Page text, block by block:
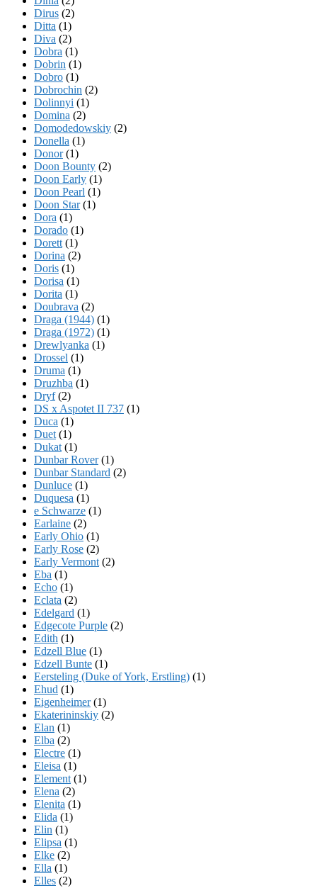
Dirus (2)
Ditta (1)
Diva (2)
Dobra (1)
Dobrin (1)
Dobro (1)
Dobrochin (2)
Dolinnyi (1)
Domina (2)
Domodedowskiy (2)
Donella (1)
Donor(1)
Doon Bounty (2)
Doon Early (1)
Doon Pearl (1)
Doon Star(1)
Dora (1)
Dorado (1)
Dorett (1)
Dorina (2)
Doris (1)
Dorisa (1)
Dorita (1)
Doubrava (2)
Draga (1944) (1)
Draga (1972) (1)
Drewlyanka (1)
Drossel (1)
Druma (1)
Druzhba (1)
Dryf(2)
DS x Aspotet II 737 (1)
Duca (1)
Duet (1)
Dukat (1)
Dunbar Rover(1)
Dunbar Standard (2)
Dunluce (1)
Duquesa (1)
e Schwarze (1)
Earlaine (2)
Early Ohio (1)
Early Rose (2)
Early Vermont (2)
Eba (1)
Echo (1)
Eclata (2)
Edelgard (1)
Edgecote Purple (2)
Edith (1)
Edzell Blue (1)
Edzell Bunte (1)
Eersteling (Duke of York, Erstling) (1)
Ehud (1)
Eigenheimer(1)
Ekaterininskiy (2)
Elan (1)
Elba (2)
Electre (1)
Eleisa (1)
Element (1)
Elena (2)
Elenita (1)
Elida (1)
Elin (1)
Elipsa (1)
Elke (2)
Ella (1)
Elles (2)